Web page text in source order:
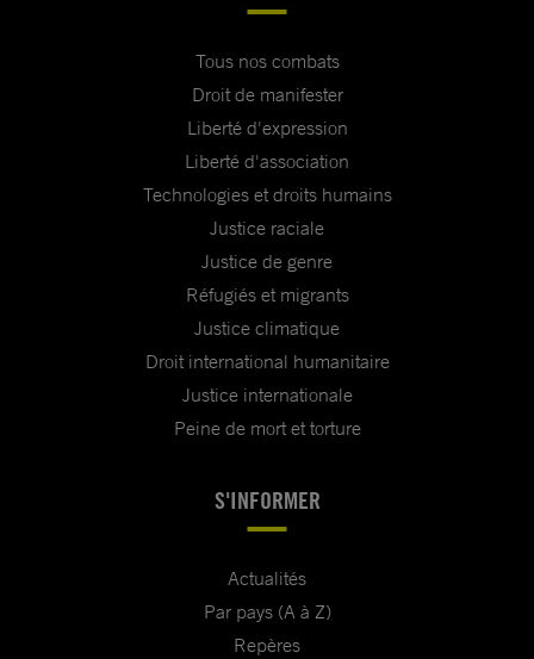
Tous nos combats
Droit de manifester
Liberté d'expression
Liberté d'association
Technologies et droits humains
Justice raciale
Justice de genre
Réfugiés et migrants
Justice climatique
Droit international humanitaire
Justice internationale
Peine de mort et torture
S'INFORMER
Actualités
Par pays (A à Z)
Repères